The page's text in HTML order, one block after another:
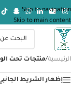
Skip to navigation
Skip to main content
الرئيسية/منتجات تحت
إظهار الشريط